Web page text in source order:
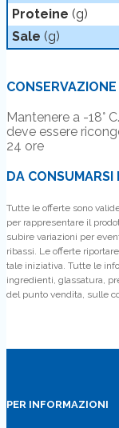
Proteine (g)
Sale (g)
Mantenere a -18°
deve essere
24 ore
DA
Tutte le offerte sono
per rappresentare il
subire variazioni per
ribassi. Le offerte
tale iniziativa. Tutte le
ingredienti, glassatura,
del punto vendita, sulle
PER INFORMAZIONI